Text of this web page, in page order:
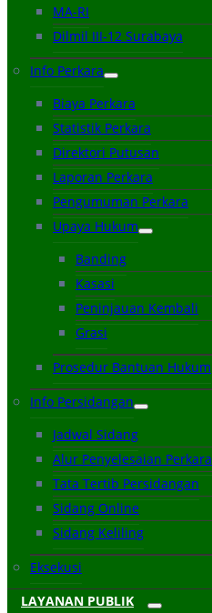
MA-RI
Dilmil III-12 Surabaya
Info Perkara
Biaya Perkara
Statistik Perkara
Direktori Putusan
Laporan Perkara
Pengumuman Perkara
Upaya Hukum
Banding
Kasasi
Peninjauan Kembali
Grasi
Prosedur Bantuan Hukum
Info Persidangan
Jadwal Sidang
Alur Penyelesaian Perkara
Tata Tertib Persidangan
Sidang Online
Sidang Keliling
Eksekusi
LAYANAN PUBLIK